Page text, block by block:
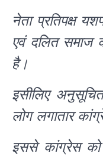
नेता प्रतिपक्ष
एवं दलित समाज
है।
इसीलिए
लोग लगातार
इससे कांग्रेस को